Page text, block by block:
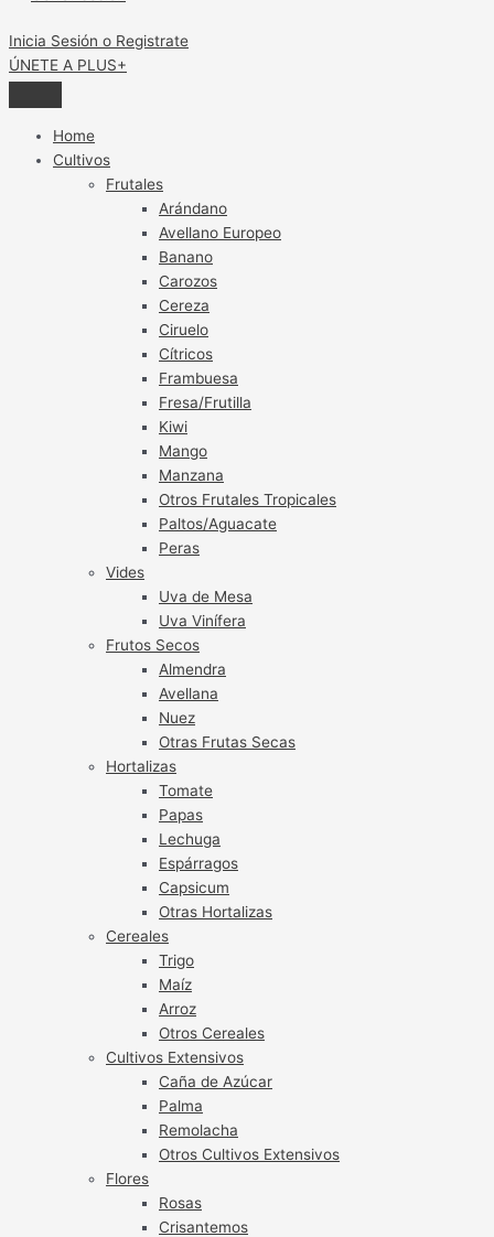
Inicia Sesión o Registrate
ÚNETE A PLUS+
Home
Cultivos
Frutales
Arándano
Avellano Europeo
Banano
Carozos
Cereza
Ciruelo
Cítricos
Frambuesa
Fresa/Frutilla
Kiwi
Mango
Manzana
Otros Frutales Tropicales
Paltos/Aguacate
Peras
Vides
Uva de Mesa
Uva Vinífera
Frutos Secos
Almendra
Avellana
Nuez
Otras Frutas Secas
Hortalizas
Tomate
Papas
Lechuga
Espárragos
Capsicum
Otras Hortalizas
Cereales
Trigo
Maíz
Arroz
Otros Cereales
Cultivos Extensivos
Caña de Azúcar
Palma
Remolacha
Otros Cultivos Extensivos
Flores
Rosas
Crisantemos